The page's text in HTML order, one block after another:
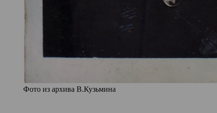
Фото из архива В.Кузьмина